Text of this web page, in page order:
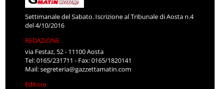
Settimanale del Sabato. Iscrizione al Tribunale di Aosta n.4
del 4/10/2016
REDAZIONE
via Festaz, 52 - 11100 Aosta
Tel: 0165/231711 - Fax: 0165/1820141
Mail:segreteria@gazzettamatin.com
Editore